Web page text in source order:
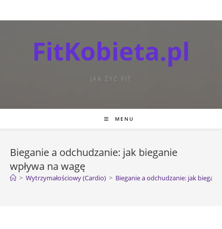
FitKobieta.pl
JAK ŻYC FIT
MENU
Bieganie a odchudzanie: jak bieganie
wpływa na wagę
> Wytrzymałościowy (Cardio) > Bieganie a odchudzanie: jak